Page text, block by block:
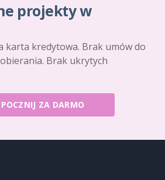
projekty w
karta kredytowa. Brak umów do
Brak ukrytych
ZA DARMO